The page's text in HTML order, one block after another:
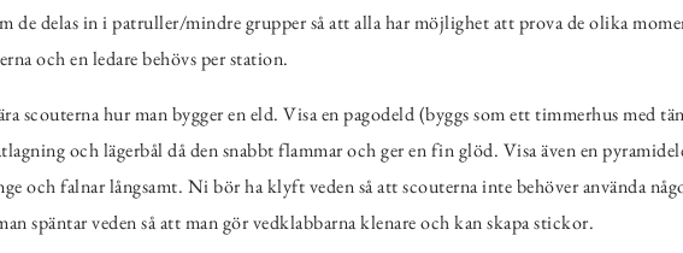
de delas in i patruller/mindre grupper så att alla har möjlighet att prova de olika
och en ledare behövs per station.
scouterna hur man bygger en eld. Visa en pagodeld (byggs som ett timmerhus med
och lägerbål då den snabbt flammar och ger en fin glöd. Visa även en
och falnar långsamt. Ni bör ha klyft veden så att scouterna inte behöver använda
späntar veden så att man gör vedklabbarna klenare och kan skapa stickor.